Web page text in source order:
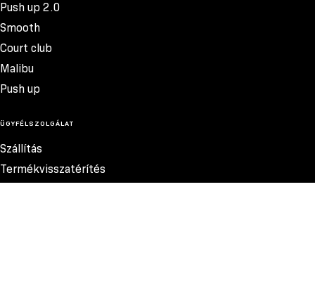
Push up 2.0
Smooth
Court club
Malibu
Push up
ÜGYFÉLSZOLGÁLAT
Szállítás
Termékvisszatérítés